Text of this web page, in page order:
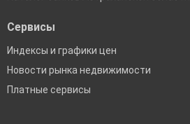
Сервисы
Индексы и графики цен
Новости рынка недвижимости
Платные сервисы